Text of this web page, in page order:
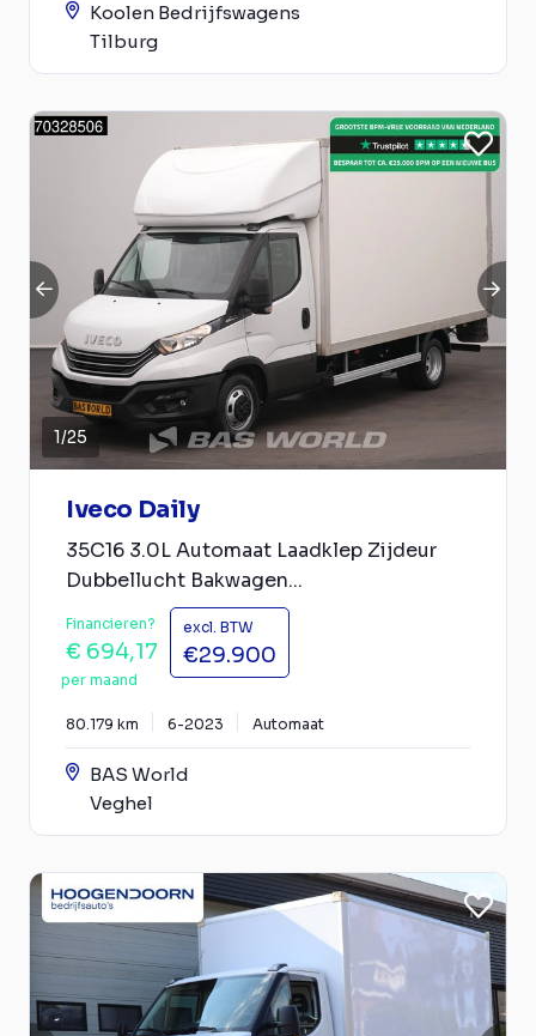
Koolen Bedrijfswagens
Tilburg
1/25
Iveco Daily
35C16 3.0L Automaat Laadklep Zijdeur
Dubbellucht Bakwagen...
Financieren?
€ 694,17
per maand
excl. BTW
€29.900
80.179 km 6-2023 Automaat
BAS World
Veghel